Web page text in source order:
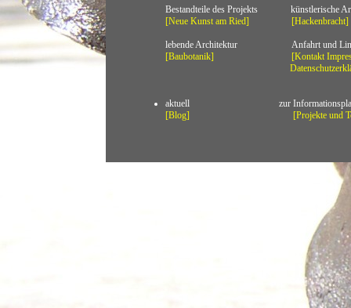
Bestandteile des Projekts künstlerische
[Neue Kunst am Ried]
[Hackenbracht]
lebende Architektur Anfahrt und
[Baubotanik]
[Kontakt
aktuell zur
[Blog]
[Projekte und